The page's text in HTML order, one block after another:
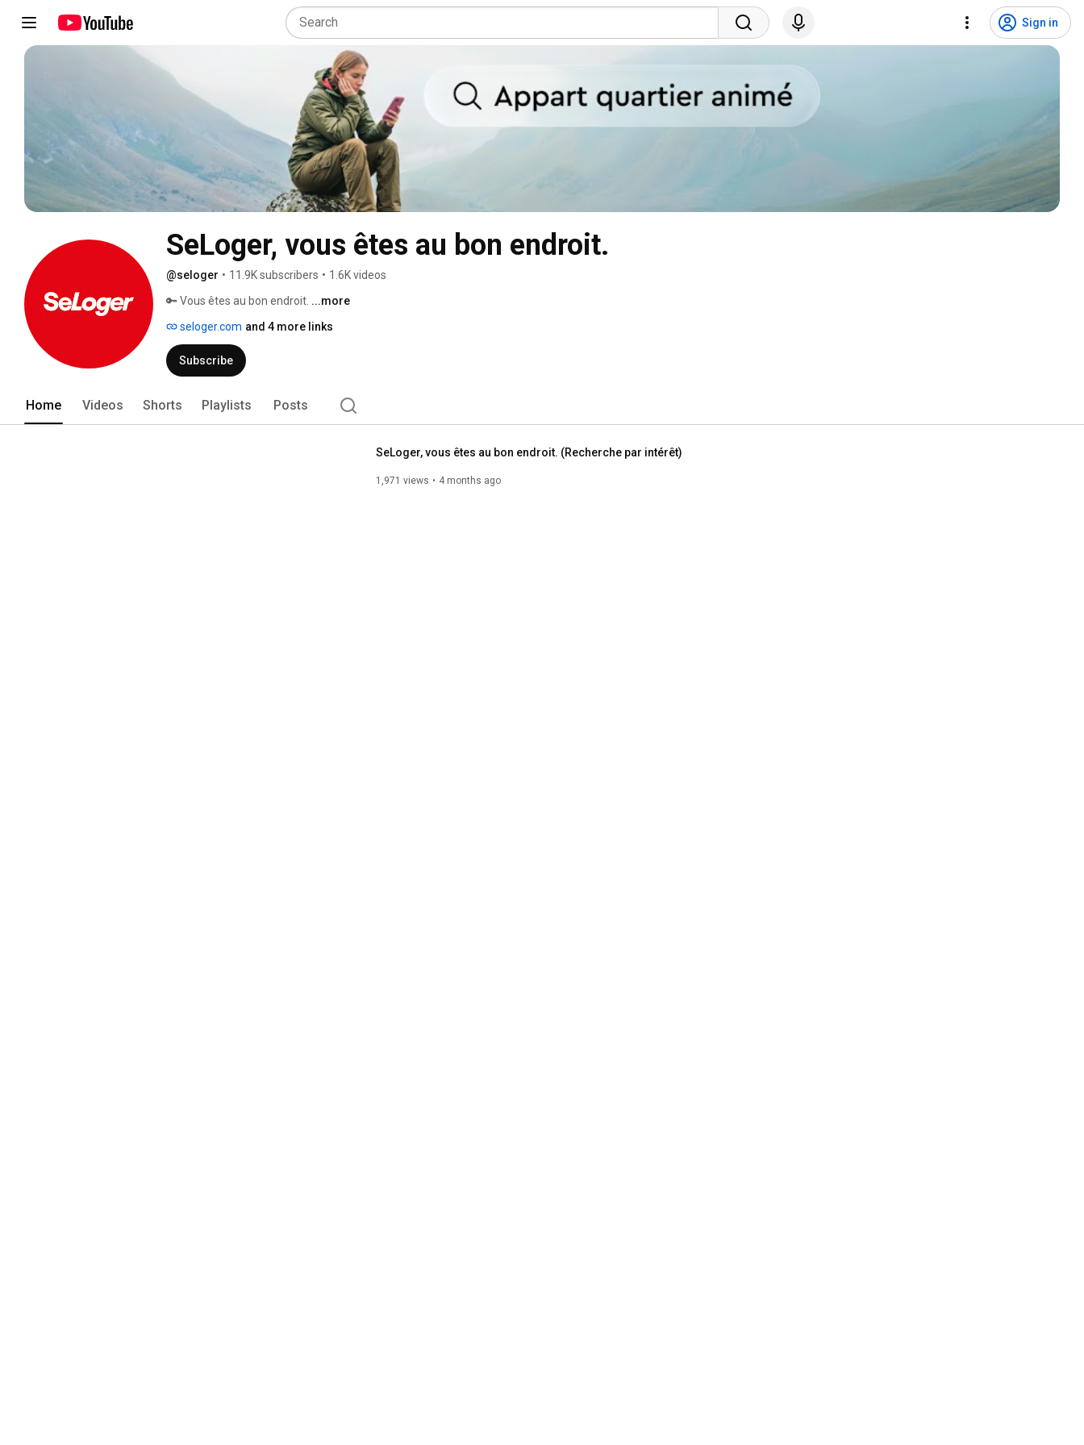
Sign in
SeLoger, vous êtes au bon endroit.
@seloger • 11.9K subscribers • 1.6K videos
🔑 Vous êtes au bon endroit. ...more
seloger.com and 4 more links
Subscribe
Home Videos Shorts Playlists Posts
SeLoger, vous êtes au bon endroit. (Recherche par intérêt)
1,971 views 4 months ago